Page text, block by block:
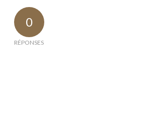
0
RÉPONSES